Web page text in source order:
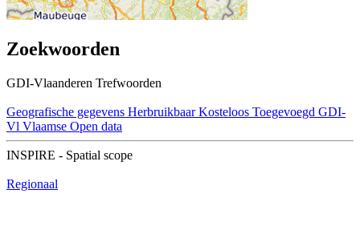
Zoekwoorden
GDI-Vlaanderen Trefwoorden
Geografische gegevens Herbruikbaar Kosteloos Toegevoegd GDI-
Vl Vlaamse Open data
INSPIRE - Spatial scope
Regionaal